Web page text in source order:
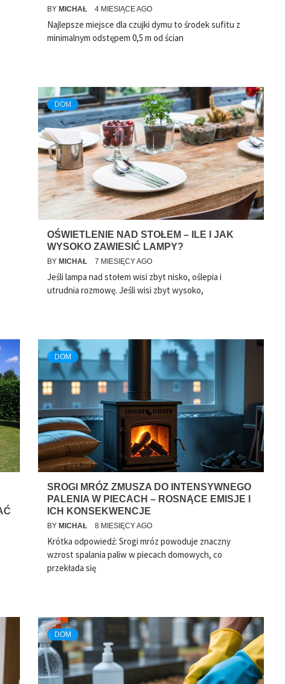
BY MICHAŁ 4 MIESIĄCE AGO
Najlepsze miejsce dla czujki dymu to środek sufitu z
minimalnym odstępem 0,5 m od ścian
DOM
OŚWIETLENIE NAD STOŁEM – ILE I JAK
WYSOKO ZAWIESIĆ LAMPY?
BY MICHAŁ 7 MIESIĘCY AGO
Jeśli lampa nad stołem wisi zbyt nisko, oślepia i
utrudnia rozmowę. Jeśli wisi zbyt wysoko,
DOM
SROGI MRÓZ ZMUSZA DO INTENSYWNEGO
PALENIA W PIECACH – ROSNĄCE EMISJE I
ICH KONSEKWENCJE
BY MICHAŁ 8 MIESIĘCY AGO
Krótka odpowiedź: Srogi mróz powoduje znaczny
wzrost spalania paliw w piecach domowych, co
przekłada się
DOM